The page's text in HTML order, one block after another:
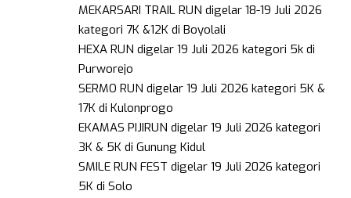
MEKARSARI TRAIL RUN digelar 18-19 Juli 2026
kategori 7K &12K di Boyolali
HEXA RUN digelar 19 Juli 2026 kategori 5k di
Purworejo
SERMO RUN digelar 19 Juli 2026 kategori 5K &
17K di Kulonprogo
EKAMAS PIJIRUN digelar 19 Juli 2026 kategori
3K & 5K di Gunung Kidul
SMILE RUN FEST digelar 19 Juli 2026 kategori
5K di Solo